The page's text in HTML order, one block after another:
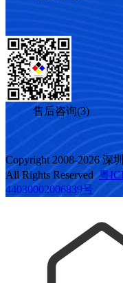
售后咨询(3)
Copyright 2008-2026
All Rights Reserved 粤
44030002006839号